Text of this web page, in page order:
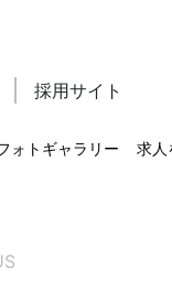
採用サイト
ォトギャラリー 求人